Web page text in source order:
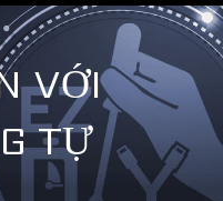
VỚI
TỰ